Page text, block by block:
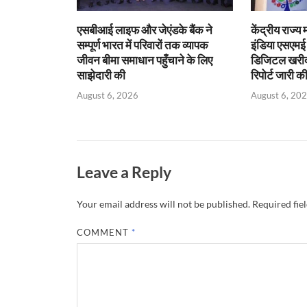
एसबीआई लाइफ और जेएंडके बैंक ने
सम्पूर्ण भारत में परिवारों तक व्यापक
जीवन बीमा समाधान पहुँचाने के लिए
साझेदारी की
August 6, 2026
केंद्रीय राज्य
इंडिया
डिजिटल
रिपोर्ट जारी की
August 6,
Leave a Reply
Your email address will not be published. Required
COMMENT *